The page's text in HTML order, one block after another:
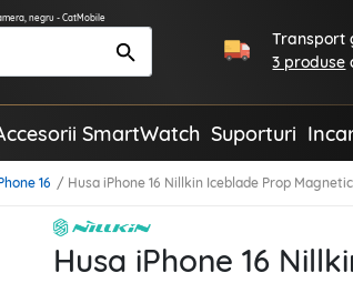
negru - CatMobile
Transport
3 produse
SmartWatch Suporturi
16 Husa iPhone 16 Nillkin Iceblade Prop
Husa iPhone 16